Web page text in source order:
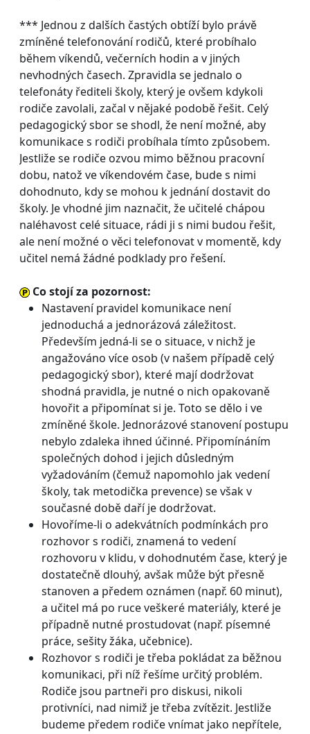
*** Jednou z dalších častých obtíží bylo právě
zmíněné telefonování rodičů, které probíhalo
během víkendů, večerních hodin a v jiných
nevhodných časech. Zpravidla se jednalo o
telefonáty řediteli školy, který je ovšem kdykoli
rodiče zavolali, začal v nějaké podobě řešit. Celý
pedagogický sbor se shodl, že není možné, aby
komunikace s rodiči probíhala tímto způsobem.
Jestliže se rodiče ozvou mimo běžnou pracovní
dobu, natož ve víkendovém čase, bude s nimi
dohodnuto, kdy se mohou k jednání dostavit do
školy. Je vhodné jim naznačit, že učitelé chápou
naléhavost celé situace, rádi ji s nimi budou řešit,
ale není možné o věci telefonovat v momentě, kdy
učitel nemá žádné podklady pro řešení.
Co stojí za pozornost:
Nastavení pravidel komunikace není
jednoduchá a jednorázová záležitost.
Především jedná-li se o situace, v nichž je
angažováno více osob (v našem případě celý
pedagogický sbor), které mají dodržovat
shodná pravidla, je nutné o nich opakovaně
hovořit a připomínat si je. Toto se dělo i ve
zmíněné škole. Jednorázové stanovení postupu
nebylo zdaleka ihned účinné. Připomínáním
společných dohod i jejich důsledným
vyžadováním (čemuž napomohlo jak vedení
školy, tak metodička prevence) se však v
současné době daří je dodržovat.
Hovoříme-li o adekvátních podmínkách pro
rozhovor s rodiči, znamená to vedení
rozhovoru v klidu, v dohodnutém čase, který je
dostatečně dlouhý, avšak může být přesně
stanoven a předem oznámen (např. 60 minut),
a učitel má po ruce veškeré materiály, které je
případně nutné prostudovat (např. písemné
práce, sešity žáka, učebnice).
Rozhovor s rodiči je třeba pokládat za běžnou
komunikaci, při níž řešíme určitý problém.
Rodiče jsou partneři pro diskusi, nikoli
protivníci, nad nimiž je třeba zvítězit. Jestliže
budeme předem rodiče vnímat jako nepřítele,